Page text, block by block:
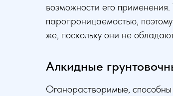
возможности его
паропроницаемостью,
же, поскольку они не
Алкидные
Оганорастворимые, способны